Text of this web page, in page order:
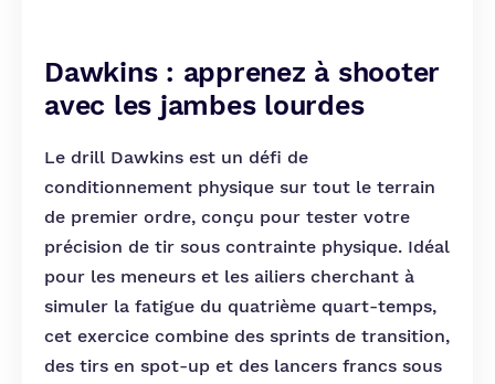
Dawkins : apprenez à shooter
avec les jambes lourdes
Le drill Dawkins est un défi de
conditionnement physique sur tout le terrain
de premier ordre, conçu pour tester votre
précision de tir sous contrainte physique. Idéal
pour les meneurs et les ailiers cherchant à
simuler la fatigue du quatrième quart-temps,
cet exercice combine des sprints de transition,
des tirs en spot-up et des lancers francs sous